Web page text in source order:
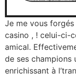
Je me vous
casino , ! celui-ci-
amical.
de ses champions
enrichissant à